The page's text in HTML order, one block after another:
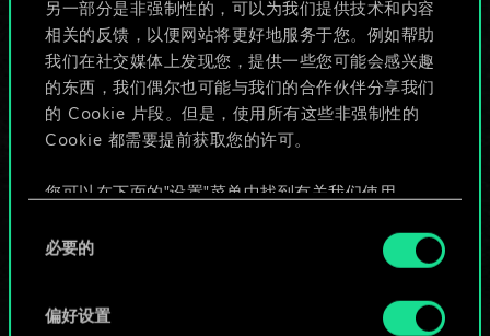
另一部分是非强制性的，可以为我们提供技术和内容
相关的反馈，以便网站将更好地服务于您。例如帮助
我们在社交媒体上发现您，提供一些您可能会感兴趣
的东西，我们偶尔也可能与我们的合作伙伴分享我们
的 Cookie 片段。但是，使用所有这些非强制性的
Cookie 都需要提前获取您的许可。
您可以在下面的"设置"菜单中找到有关我们使用
好。一旦您了解了其中的内容并准备好继续，请点
必要的
偏好设置
牌，但能做的不止这
些！
给牌组命名并撰写攻略